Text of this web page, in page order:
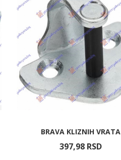
BRAVA KLIZNIH VRATA
397,98 RSD